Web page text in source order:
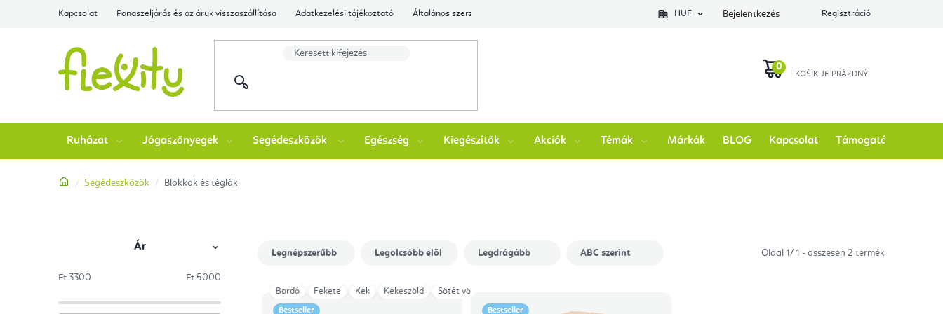
Kapcsolat Panaszeljárás és az áruk visszaszállítása Adatkezelési tájékoztató Általános szerződési feltételek Ellenőrizze a rendelés állapotátHUF Bejelentkezés Regisztráció
Ruházat Jógaszőnyegek Segédeszközök Egészség Kiegészítők Akciók Témák Márkák BLOG Kapcsolat Támogatás
Kezdőlap
Segédeszközök Blokkok és téglák
l
d
Ár
Ft 3300 Ft 5000
Oldal 1/ 1 - összesen 2 termék
Legnépszerűbb Legolcsóbb elöl Legdrágább ABC szerint
Bestseller
Bordó Fekete Kék Kékeszöld Sötét vörös
Bestseller